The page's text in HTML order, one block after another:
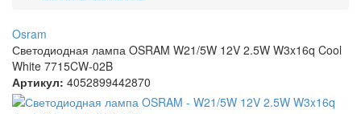
Osram
Светодиодная лампа OSRAM W21/5W 12V 2.5W W3x16q Cool
White 7715CW-02B
Артикул: 4052899442870